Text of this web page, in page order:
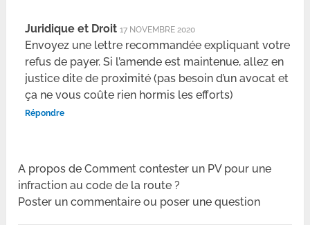
Juridique et Droit 17 NOVEMBRE 2020
Envoyez une lettre recommandée expliquant votre
refus de payer. Si l’amende est maintenue, allez en
justice dite de proximité (pas besoin d’un avocat et
ça ne vous coûte rien hormis les efforts)
Répondre
A propos de Comment contester un PV pour une
infraction au code de la route ?
Poster un commentaire ou poser une question